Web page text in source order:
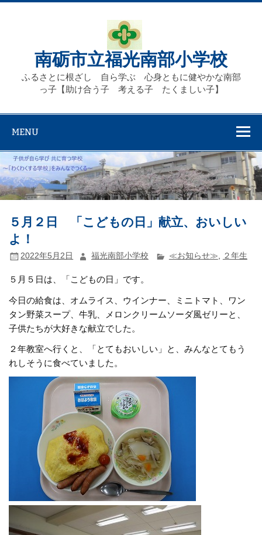
Skip
南砺市立福光南部小学校
ふるさとに根ざし 自ら学ぶ 心身ともに健やかな南部
っ子【助け合う子 考える子 たくましい子】
MENU
５月２日 「こどもの日」献立、おいしい
よ！
2022年5月2日 福光南部小学校 ≪お知らせ≫, ２年生
５月５日は、「こどもの日」です。
今日の給食は、オムライス、ウインナー、ミニトマト、ワン
タン野菜スープ、牛乳、メロンクリームソーダ風ゼリーと、
子供たちが大好きな献立でした。
２年教室へ行くと、「とてもおいしい」と、みんなとてもう
れしそうに食べていました。